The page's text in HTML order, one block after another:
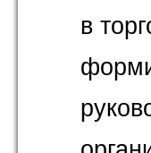
в